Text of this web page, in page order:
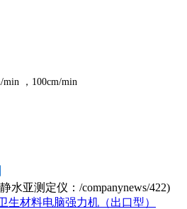
，100cm/min
水亚测定仪： /companynews/422)
生材料电脑强力机（出口型）